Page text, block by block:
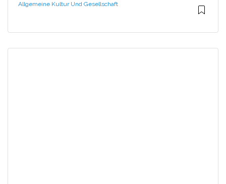
Allgemeine Kultur Und Gesellschaft